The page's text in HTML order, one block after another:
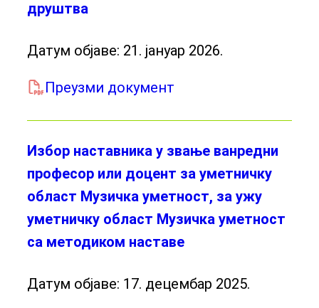
друштва
Датум објаве: 21. јануар 2026.
Преузми документ
Избор наставника у звање ванредни
професор или доцент за уметничку
област Музичка уметност, за ужу
уметничку област Музичка уметност
са методиком наставе
Датум објаве: 17. децембар 2025.